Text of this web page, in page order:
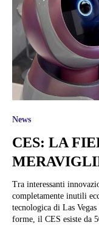
News
CES: LA
Tra interessanti
completamente inutili
tecnologica di Las
forme, il CES esiste da